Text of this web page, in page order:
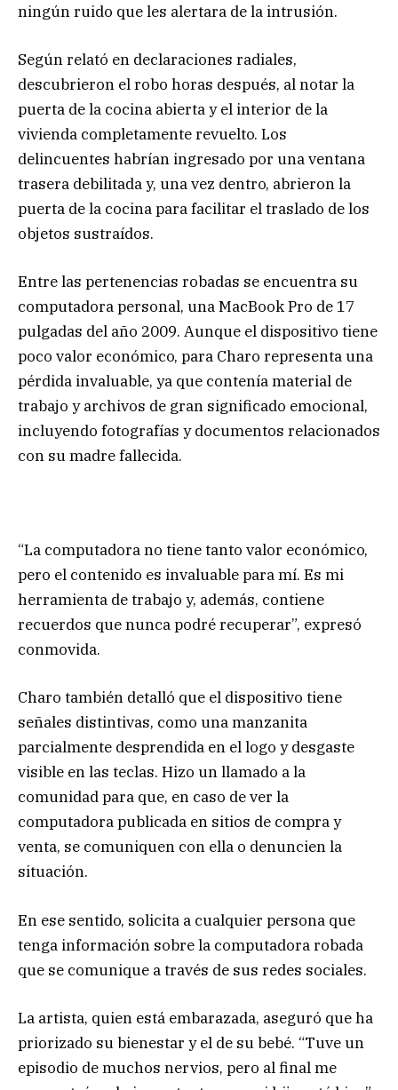
ningún ruido que les alertara de la intrusión.
Según relató en declaraciones radiales,
descubrieron el robo horas después, al notar la
puerta de la cocina abierta y el interior de la
vivienda completamente revuelto. Los
delincuentes habrían ingresado por una ventana
trasera debilitada y, una vez dentro, abrieron la
puerta de la cocina para facilitar el traslado de los
objetos sustraídos.
Entre las pertenencias robadas se encuentra su
computadora personal, una MacBook Pro de 17
pulgadas del año 2009. Aunque el dispositivo tiene
poco valor económico, para Charo representa una
pérdida invaluable, ya que contenía material de
trabajo y archivos de gran significado emocional,
incluyendo fotografías y documentos relacionados
con su madre fallecida.
“La computadora no tiene tanto valor económico,
pero el contenido es invaluable para mí. Es mi
herramienta de trabajo y, además, contiene
recuerdos que nunca podré recuperar”, expresó
conmovida.
Charo también detalló que el dispositivo tiene
señales distintivas, como una manzanita
parcialmente desprendida en el logo y desgaste
visible en las teclas. Hizo un llamado a la
comunidad para que, en caso de ver la
computadora publicada en sitios de compra y
venta, se comuniquen con ella o denuncien la
situación.
En ese sentido, solicita a cualquier persona que
tenga información sobre la computadora robada
que se comunique a través de sus redes sociales.
La artista, quien está embarazada, aseguró que ha
priorizado su bienestar y el de su bebé. “Tuve un
episodio de muchos nervios, pero al final me